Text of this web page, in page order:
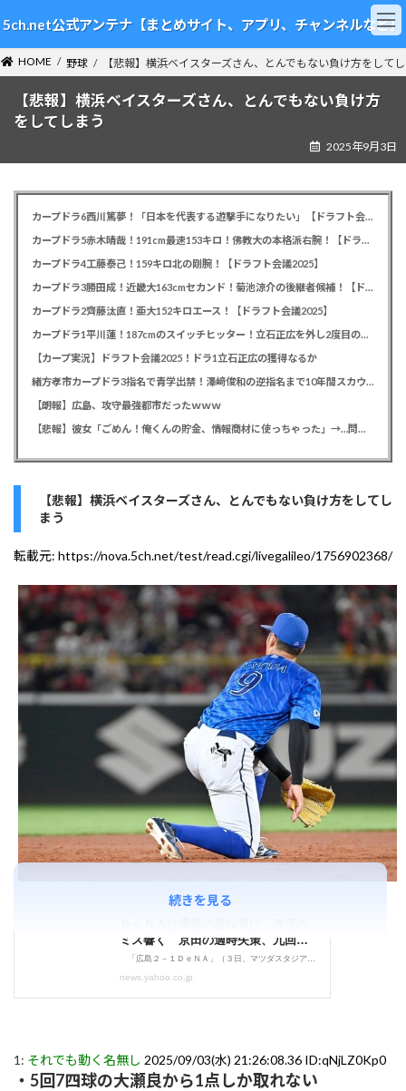
ン
テ
ン
ツ
ビ
ゲ
ー
シ
5ch.net公式アンテナ【まとめサイト、アプリ、チャンネルなど】
HOME 野球 【悲報】横浜ベイスターズさん、とんでもない負け方をして
【悲報】横浜ベイスターズさん、とんでもない負け方
をしてしまう
2025年9月3日
カープドラ6西川篤夢！「日本を代表する遊撃手になりたい」【ドラフト会議2025】
カープドラ5赤木晴哉！191cm最速153キロ！佛教大の本格派右腕！【ドラフト会議2025】
カープドラ4工藤泰己！159キロ北の剛腕！【ドラフト会議2025】
カープドラ3勝田成！近畿大163cmセカンド！菊池涼介の後継者候補！【ドラフト会議2025】
カープドラ2齊藤汰直！亜大152キロエース！【ドラフト会議2025】
カープドラ1平川蓮！187cmのスイッチヒッター！立石正広を外し2度目の重複も新井監督がクジを引き当てる！【ドラフト会議2025】
【カープ実況】ドラフト会議2025！ドラ1立石正広の獲得なるか
緒方孝市カープドラ3指名で青学出禁！澤﨑俊和の逆指名まで10年間スカウト出禁
【朗報】広島、攻守最強都市だったｗｗｗ
【悲報】彼女「ごめん！俺くんの貯金、情報商材に使っちゃった」→…問い詰めたらギャン泣きされたんだが俺が悪いのか？
【悲報】横浜ベイスターズさん、とんでもない負け方をしてし
まう
転載元: https://nova.5ch.net/test/read.cgi/livegalileo/1756902368/
1: それでも動く名無し 2025/09/03(水) 21:26:08.36 ID:qNjLZ0Kp0
・5回7四球の大瀬良から1点しか取れない
続きを見る